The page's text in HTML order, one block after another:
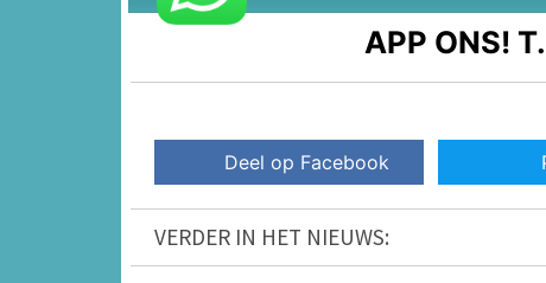
APP ONS! T.
Deel op Facebook
VERDER IN HET NIEUWS: